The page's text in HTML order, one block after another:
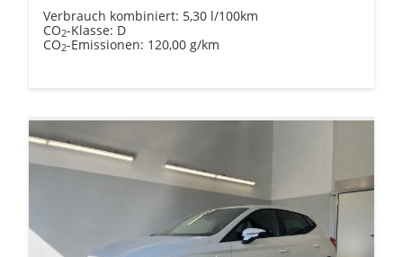
Verbrauch kombiniert: 5,30 l/100km
CO2-Klasse: D
CO2-Emissionen: 120,00 g/km